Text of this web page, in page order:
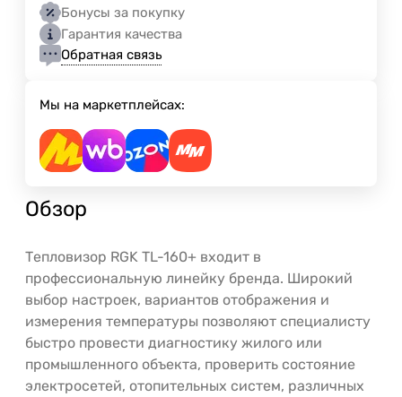
Бонусы за покупку
Гарантия качества
Обратная связь
Мы на маркетплейсах:
Обзор
Тепловизор RGK TL-160+ входит в
профессиональную линейку бренда. Широкий
выбор настроек, вариантов отображения и
измерения температуры позволяют специалисту
быстро провести диагностику жилого или
промышленного объекта, проверить состояние
электросетей, отопительных систем, различных